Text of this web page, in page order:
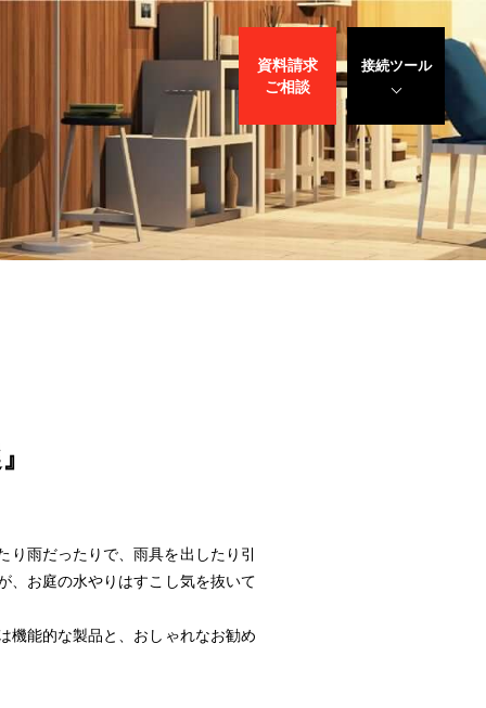
接続ツール
遠隔サポート
サリバン先生
WEBデモ
サポート
資料請求
ご相談
雨だったりで、雨具を出したり引
、お庭の水やりはすこし気を抜いて
機能的な製品と、おしゃれなお勧め